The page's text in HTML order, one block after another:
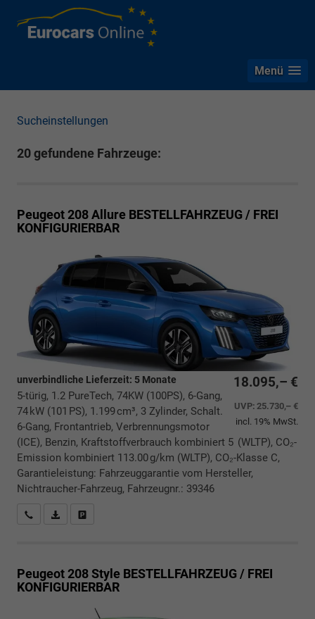
Menü
Sucheinstellungen
20 gefundene Fahrzeuge:
Peugeot 208Allure BESTELLFAHRZEUG / FREI
KONFIGURIERBAR
18.095,– €
UVP:25.730,– €
incl. 19% MwSt.
unverbindliche Lieferzeit: 5 Monate
5-türig, 1.2 PureTech, 74KW (100PS), 6-Gang,
74 kW (101 PS), 1.199 cm³, 3 Zylinder, Schalt.
6-Gang, Frontantrieb, Verbrennungsmotor
(ICE), Benzin, Kraftstoffverbrauch kombiniert 5 (WLTP), CO₂-
Emission kombiniert 113.00 g/km (WLTP), CO₂-Klasse C,
Garantieleistung: Fahrzeuggarantie vom Hersteller,
Nichtraucher-Fahrzeug, Fahrzeugnr.: 39346
Rückrufbitte absenden
PDF-Datei, Fahrzeugexposé drucken
Peugeot 208Style BESTELLFAHRZEUG / FREI
KONFIGURIERBAR